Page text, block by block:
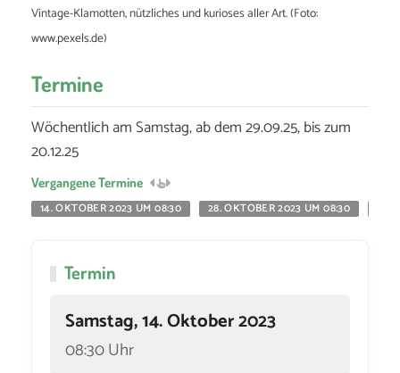
Vintage-Klamotten, nützliches und kurioses aller Art. (Foto:
www.pexels.de)
Termine
Wöchentlich am Samstag, ab dem 29.09.25, bis zum
20.12.25
Vergangene Termine
14. OKTOBER 2023 UM 08:30
28. OKTOBER 2023 UM 08:30
Termin
Samstag, 14. Oktober 2023
08:30 Uhr